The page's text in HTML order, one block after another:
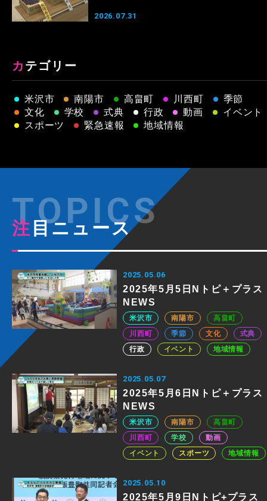
2026.07.31
カテゴリー
米沢市 南陽市 高畠町 川西町
季節
文化
学校 式典 行政 動画
イベント
スポーツ
緊急速報 地域情報
注目ニュース
2025.05.06
2025年5月5日Nトピ＋プラス
NEWS
米沢市 南陽市
高畠町
川西町
季節 文化
式典
行政
イベント 地域情報
2025.05.07
2025年5月6日Nトピ＋プラス
NEWS
米沢市 南陽市
高畠町
川西町
学校
動画
イベント
スポーツ 地域情報
2025.05.10
2025年5月9日Nトピ+プラス